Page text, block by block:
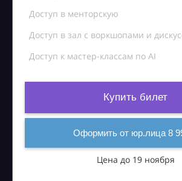
Доступ в менторскую
Доступ в зал с воркшопами и
Доступ к мастер-классам по AI
Купить билет
Оформить от юр.лица 8
Цена до 19 ноября